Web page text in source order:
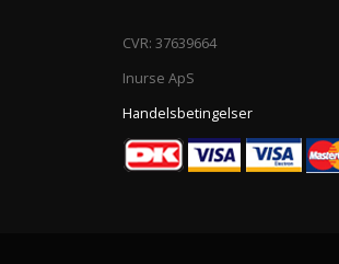
CVR: 37639664
Inurse ApS
Handelsbetingelser